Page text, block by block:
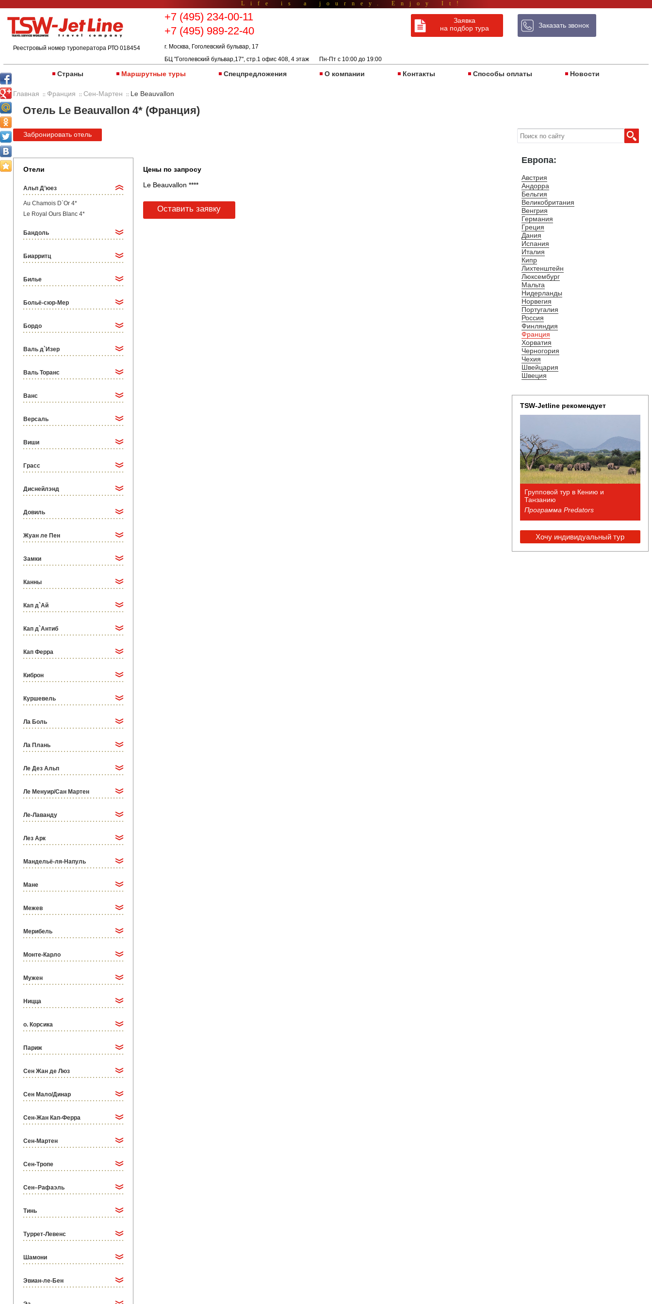
Life is a journey. Enjoy It!
Реестровый номер туроператора РТО 018454
+7 (495) 234-00-11
+7 (495) 989-22-40
г. Москва, Гоголевский бульвар, 17
БЦ "Гоголевский бульвар,17", стр.1 офис 408, 4 этаж Пн-Пт с 10:00 до 19:00
Заявка
на подбор тура
Заказать звонок
Страны Маршрутные туры Спецпредложения О компании Контакты Способы оплаты Новости
Главная :: Франция :: Сен-Мартен :: Le Beauvallon
Отель Le Beauvallon 4* (Франция)
Забронировать отель
Отели
Альп Д’юез
Au Chamois D`Or 4*
Le Royal Ours Blanc 4*
Бандоль
Биарритц
Билье
Больё-сюр-Мер
Бордо
Валь д`Изер
Валь Торанс
Ванс
Версаль
Виши
Грасс
Диснейлэнд
Довиль
Жуан ле Пен
Замки
Канны
Кап д`Ай
Кап д`Антиб
Кап Ферра
Киброн
Куршевель
Ла Боль
Ла Плань
Ле Дез Альп
Ле Менуир/Сан Мартен
Ле-Лаванду
Лез Арк
Мандельё-ля-Напуль
Мане
Межев
Мерибель
Монте-Карло
Мужен
Ницца
о. Корсика
Париж
Сен Жан де Люз
Сен Мало/Динар
Сен-Жан Кап-Ферра
Сен-Мартен
Сен-Тропе
Сен–Рафаэль
Тинь
Туррет-Левенс
Шамони
Эвиан-ле-Бен
Цены по запросу
Le Beauvallon ****
Оставить заявку
Европа:
Австрия
Андорра
Бельгия
Великобритания
Венгрия
Германия
Греция
Дания
Испания
Италия
Кипр
Лихтенштейн
Люксембург
Мальта
Нидерланды
Норвегия
Португалия
Россия
Финляндия
Франция
Хорватия
Черногория
Чехия
Швейцария
Швеция
TSW-Jetline рекомендует
Групповой тур в Кению и
Танзанию
Программа Predators
Хочу индивидуальный тур